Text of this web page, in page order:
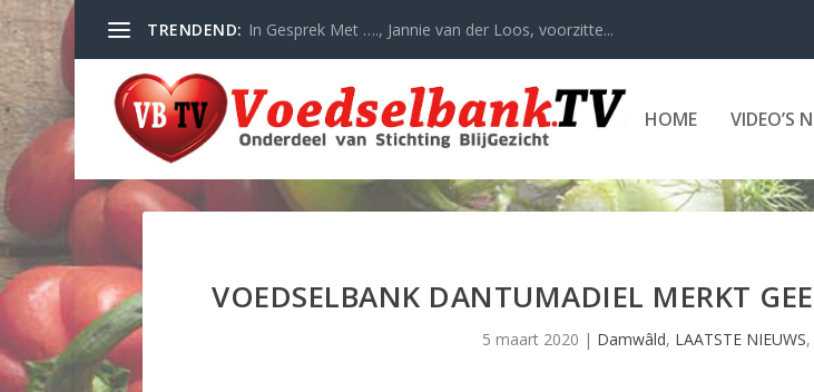
TRENDEND: In Gesprek Met …., Jannie van der Loos, voorzitte...
HOME VIDEO’S
VOEDSELBANK DANTUMADIEL MERKT
5 maart 2020 | Damwâld, LAATSTE NIEUWS,